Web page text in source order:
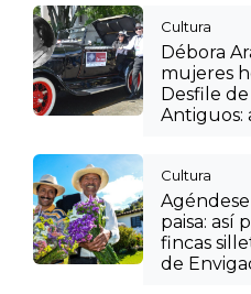
Cultura
Débora
mujeres
Desfile
Antiguos:
Cultura
paisa: así
fincas
de